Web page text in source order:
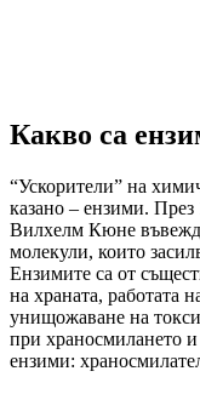
Какво са
“Ускорители” на
казано – ензими.
Вилхелм Кюне
молекули, които
Ензимите са от
на храната, работата
унищожаване на
при храносмилането
ензими: